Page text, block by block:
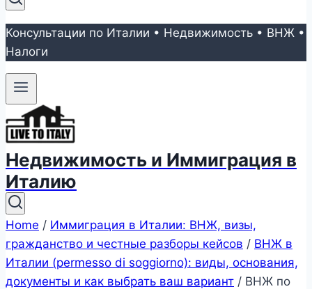
Консультации по Италии • Недвижимость • ВНЖ •
Налоги
Недвижимость и Иммиграция в
Италию
Home / Иммиграция в Италии: ВНЖ, визы,
гражданство и честные разборы кейсов / ВНЖ в
Италии (permesso di soggiorno): виды, основания,
документы и как выбрать ваш вариант / ВНЖ по